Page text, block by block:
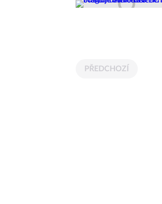
PŘEDCHOZÍ